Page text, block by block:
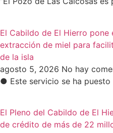
El Cabildo de El Hierro pone
extracción de miel para
de la isla
agosto 5, 2026 No hay
● Este servicio se ha puesto
El Pleno del Cabildo de El
de crédito de más de 22